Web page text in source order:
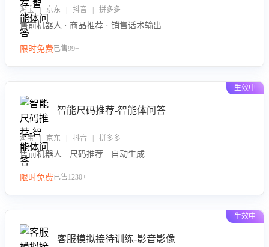
淘宝 | 京东 | 抖音 | 拼多多
售前机器人 · 商品推荐 · 销售话术输出
限时免费已售99+
生效中
智能尺码推荐-智能体问答
淘宝 | 京东 | 抖音 | 拼多多
售前机器人 · 尺码推荐 · 自动生成
限时免费已售1230+
生效中
客服模拟接待训练-影音影像